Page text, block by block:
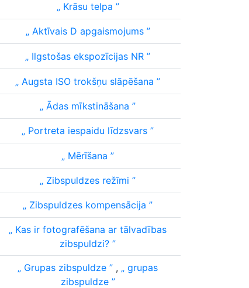
Krāsu telpa
Aktīvais D apgaismojums
Ilgstošas ekspozīcijas NR
Augsta ISO trokšņu slāpēšana
Ādas mīkstināšana
Portreta iespaidu līdzsvars
Mērīšana
Zibspuldzes režīmi
Zibspuldzes kompensācija
Kas ir fotografēšana ar tālvadības
zibspuldzi?
Grupas zibspuldze ,
grupas
zibspuldze